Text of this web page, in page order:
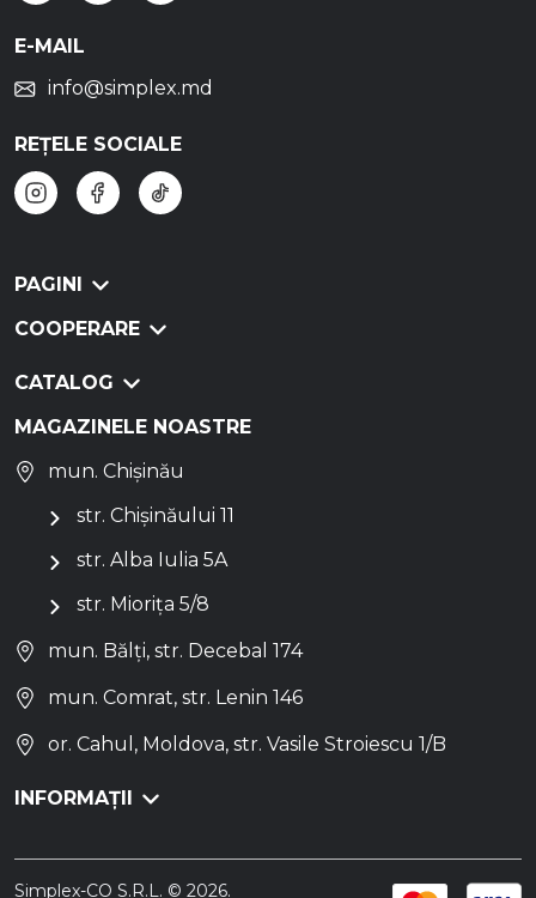
E-MAIL
info@simplex.md
REȚELE SOCIALE
PAGINI
COOPERARE
CATALOG
MAGAZINELE NOASTRE
mun. Chișinău
str. Chișinăului 11
str. Alba Iulia 5A
str. Miorița 5/8
mun. Bălți, str. Decebal 174
mun. Comrat, str. Lenin 146
or. Cahul, Moldova, str. Vasile Stroiescu 1/B
INFORMAȚII
Simplex-CO S.R.L. © 2026.